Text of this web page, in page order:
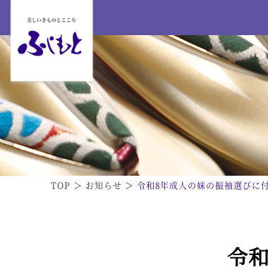
TOP お知らせ 令和8年成人の妹の振袖選びに
令